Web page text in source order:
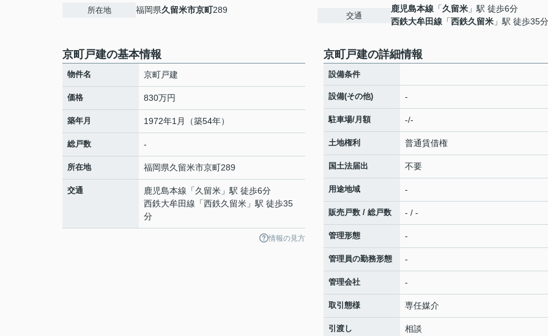
所在地 福岡県久留米市京町289
交通
鹿児島本線 「久留米 」駅 徒歩6分
西鉄大牟田線 「西鉄久留米 」駅 徒歩35分
京町戸建の基本情報
物件名 京町戸建
価格 830万円
築年月 1972年1月（築54年）
総戸数 -
所在地 福岡県久留米市京町289
交通 鹿児島本線 「久留米 」駅 徒歩6分
西鉄大牟田線 「西鉄久留米 」駅 徒歩35
分
情報の見方
京町戸建の詳細情報
設備条件
設備(その他) -
駐車場/月額 -/-
土地権利 普通賃借権
国土法届出 不要
用途地域 -
販売戸数 / 総戸数 - / -
管理形態 -
管理員の勤務形態 -
管理会社 -
取引態様 専任媒介
引渡し 相談